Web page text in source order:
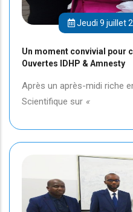
Jeudi 9 juillet
Un moment convivial pour
Ouvertes IDHP & Amnesty
Après un après-midi riche
Scientifique sur «